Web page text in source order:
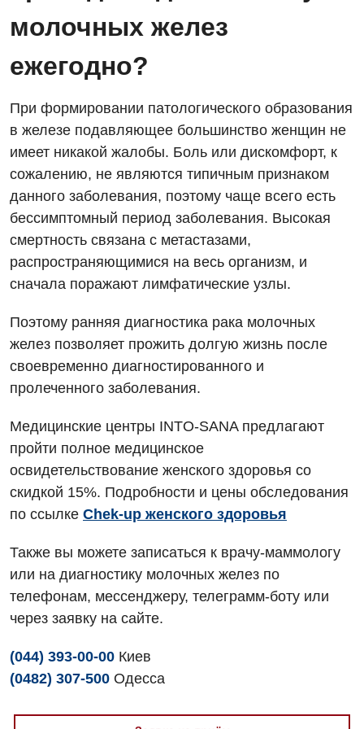
Отделение неотложных состояний
Оториноларингология
Педиатрическое отделение
Проктология
Пульмонология
Сосудистая хирургия
Терапия
Травматологическое отделение
Урологическое отделение
Урология
Хирургическое отделение
Эндокринология
Для детей
Детская аллергология
Детская гастроэнтерология
Детская гинекология
Детская кардиоревматология
Детская неврология
Детская ортопедия и травматология
молочных желез
ежегодно?
При формировании патологического образования
в железе подавляющее большинство женщин не
имеет никакой жалобы. Боль или дискомфорт, к
сожалению, не являются типичным признаком
данного заболевания, поэтому чаще всего есть
бессимптомный период заболевания. Высокая
смертность связана с метастазами,
распространяющимися на весь организм, и
сначала поражают лимфатические узлы.
Поэтому ранняя диагностика рака молочных
желез позволяет прожить долгую жизнь после
своевременно диагностированного и
пролеченного заболевания.
Медицинские центры INTO-SANA предлагают
пройти полное медицинское
освидетельствование женского здоровья со
скидкой 15%. Подробности и цены обследования
по ссылке Chek-up женского здоровья
Также вы можете записаться к врачу-маммологу
или на диагностику молочных желез по
телефонам, мессенджеру, телеграмм-боту или
через заявку на сайте.
(044) 393-00-00 Киев
(0482) 307-500 Одесса